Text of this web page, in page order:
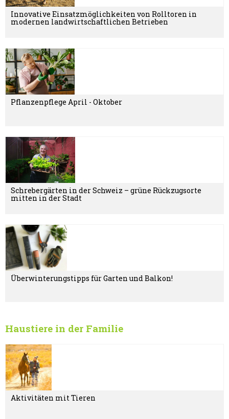
Innovative Einsatzmöglichkeiten von Rolltoren in
modernen landwirtschaftlichen Betrieben
Pflanzenpflege April - Oktober
Schrebergärten in der Schweiz – grüne Rückzugsorte
mitten in der Stadt
Überwinterungstipps für Garten und Balkon!
Haustiere in der Familie
Aktivitäten mit Tieren